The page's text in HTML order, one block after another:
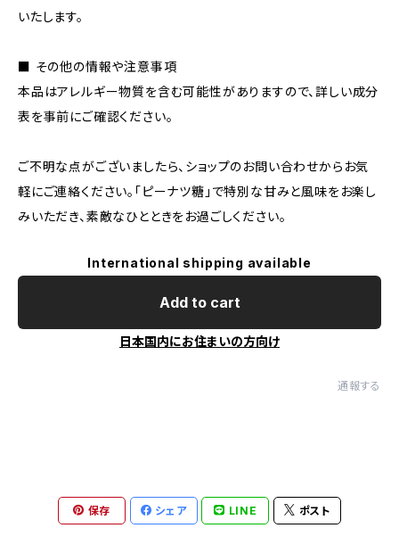
いたします。
■ その他の情報や注意事項
本品はアレルギー物質を含む可能性がありますので、詳しい成分
表を事前にご確認ください。
ご不明な点がございましたら、ショップのお問い合わせからお気
軽にご連絡ください。｢ピーナツ糖｣で特別な甘みと風味をお楽し
みいただき、素敵なひとときをお過ごしください。
International shipping available
Add to cart
日本国内にお住まいの方向け
通報する
保存 シェア LINE ポスト